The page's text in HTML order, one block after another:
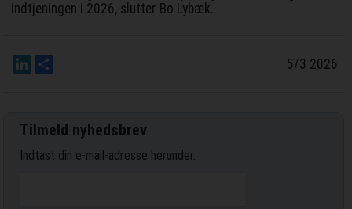
indtjeningen i 2026, slutter Bo Lybæk.
LinkedIn 5/3 2026
Tilmeld nyhedsbrev
Indtast din e-mail-adresse herunder.